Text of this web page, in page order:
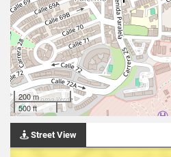
200 m
500 ft
Street View